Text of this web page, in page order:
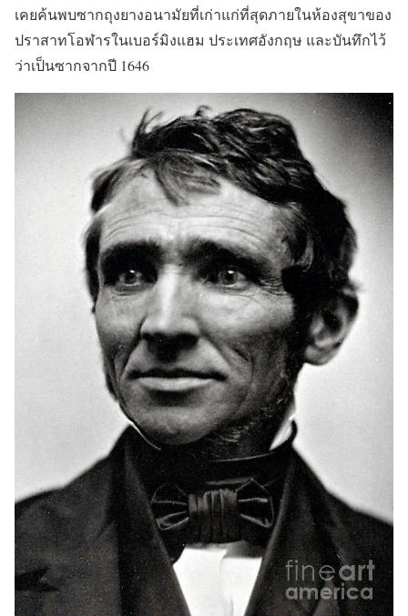
เคยค้นพบซากถุงยางอนามัยที่เก่าแก่ที่สุดภายในห้องสุขาของ
ปราสาทโอฬารในเบอร์มิงแฮม ประเทศอังกฤษ และบันทึกไว้
ว่าเป็นซากจากปี 1646